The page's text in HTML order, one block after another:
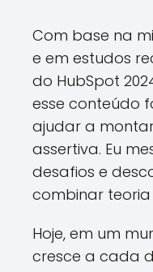
Com base na
e em estudos
do HubSpot
esse conteúdo
ajudar a
assertiva. Eu
desafios e
combinar
Hoje, em um
cresce a cada